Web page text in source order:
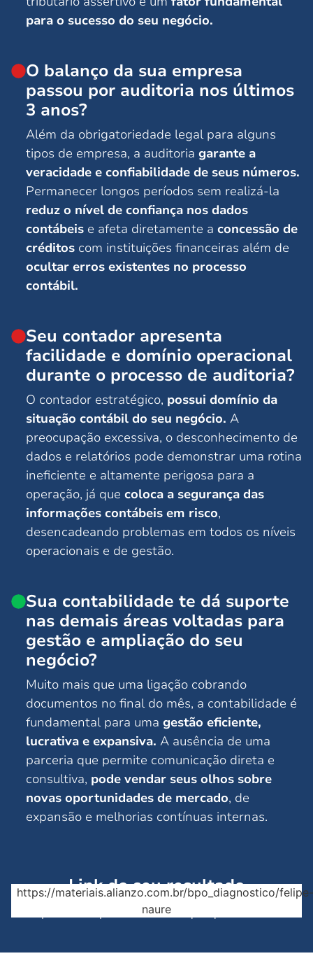
para o sucesso do seu negócio.
O balanço da sua empresa
passou por auditoria nos últimos
3 anos?
Além da obrigatoriedade legal para alguns
tipos de empresa, a auditoria garante a
veracidade e confiabilidade de seus números.
Permanecer longos períodos sem realizá-la
reduz o nível de confiança nos dados
contábeis e afeta diretamente a concessão de
créditos com instituições financeiras além de
ocultar erros existentes no processo
contábil.
Seu contador apresenta
facilidade e domínio operacional
durante o processo de auditoria?
O contador estratégico, possui domínio da
situação contábil do seu negócio. A
preocupação excessiva, o desconhecimento de
dados e relatórios pode demonstrar uma rotina
ineficiente e altamente perigosa para a
operação, já que coloca a segurança das
informações contábeis em risco,
desencadeando problemas em todos os níveis
operacionais e de gestão.
Sua contabilidade te dá suporte
nas demais áreas voltadas para
gestão e ampliação do seu
negócio?
Muito mais que uma ligação cobrando
documentos no final do mês, a contabilidade é
fundamental para uma gestão eficiente,
lucrativa e expansiva. A ausência de uma
parceria que permite comunicação direta e
consultiva, pode vendar seus olhos sobre
novas oportunidades de mercado, de
expansão e melhorias contínuas internas.
Link do seu resultado
https://materiais.alianzo.com.br/bpo_diagnostico/felipe-
naure
Copie e salve para visualizar a qualquer momento